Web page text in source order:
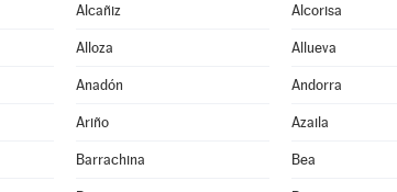
Alcañiz Alcorisa
Alloza Allueva
Anadón Andorra
Ariño Azaila
Barrachina Bea